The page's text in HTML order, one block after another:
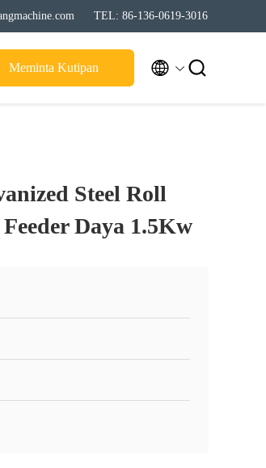
TEL: 86-136-0619-3016
Meminta Kutipan  
Steel Roll
Daya 1.5Kw